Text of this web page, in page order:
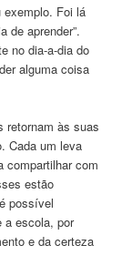
exemplo. Foi lá
de aprender”.
no dia-a-dia do
alguma coisa
retornam às suas
Cada um leva
compartilhar com
estão
possível
a escola, por
e da certeza